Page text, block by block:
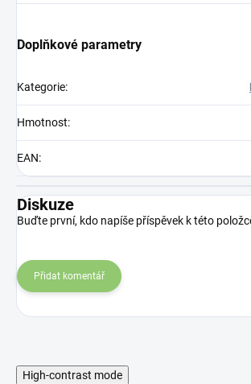
Doplňkové parametry
Kategorie:
Hmotnost:
EAN:
Diskuze
Buďte první, kdo napíše příspěvek k této
Přidat komentář
High-contrast mode